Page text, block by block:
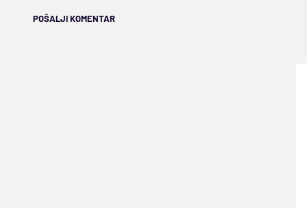
POŠALJI KOMENTAR